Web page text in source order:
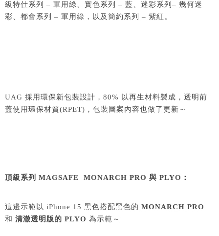
級特仕系列 – 軍用綠、實色系列 – 藍、迷彩系列– 幾何迷
彩、都會系列 – 軍用綠，以及簡約系列 – 紫紅。
UAG 採用環保新包裝設計，80% 以再生材料製成，透明前
蓋使用環保材質(RPET)，包裝圖案內容也做了更新～
頂級系列 MAGSAFE MONARCH PRO 與 PLYO：
這邊示範以 iPhone 15 黑色搭配黑色的 MONARCH PRO
和 清澈透明版的 PLYO 為示範～